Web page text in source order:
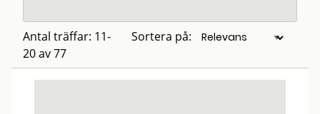
Antal träffar: 11-
20 av 77
Sortera på: